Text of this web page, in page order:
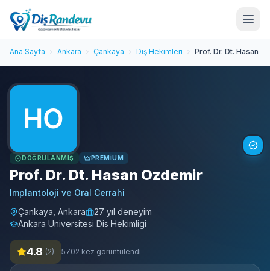
Ana Sayfa Ankara Çankaya Diş Hekimleri Prof. Dr. Dt. Hasan
DOĞRULANMIŞ PREMIUM
Prof. Dr. Dt. Hasan Ozdemir
Implantoloji ve Oral Cerrahi
Çankaya, Ankara
27 yıl deneyim
Ankara Universitesi Dis Hekimligi
4.8 (2) 5702 kez görüntülendi